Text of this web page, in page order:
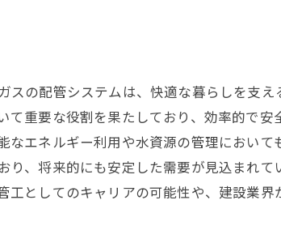
の配管システムは、快適な暮らしを支
重要な役割を果たしており、効率的で
エネルギー利用や水資源の管理におい
、将来的にも安定した需要が見込まれて
としてのキャリアの可能性や、建設業